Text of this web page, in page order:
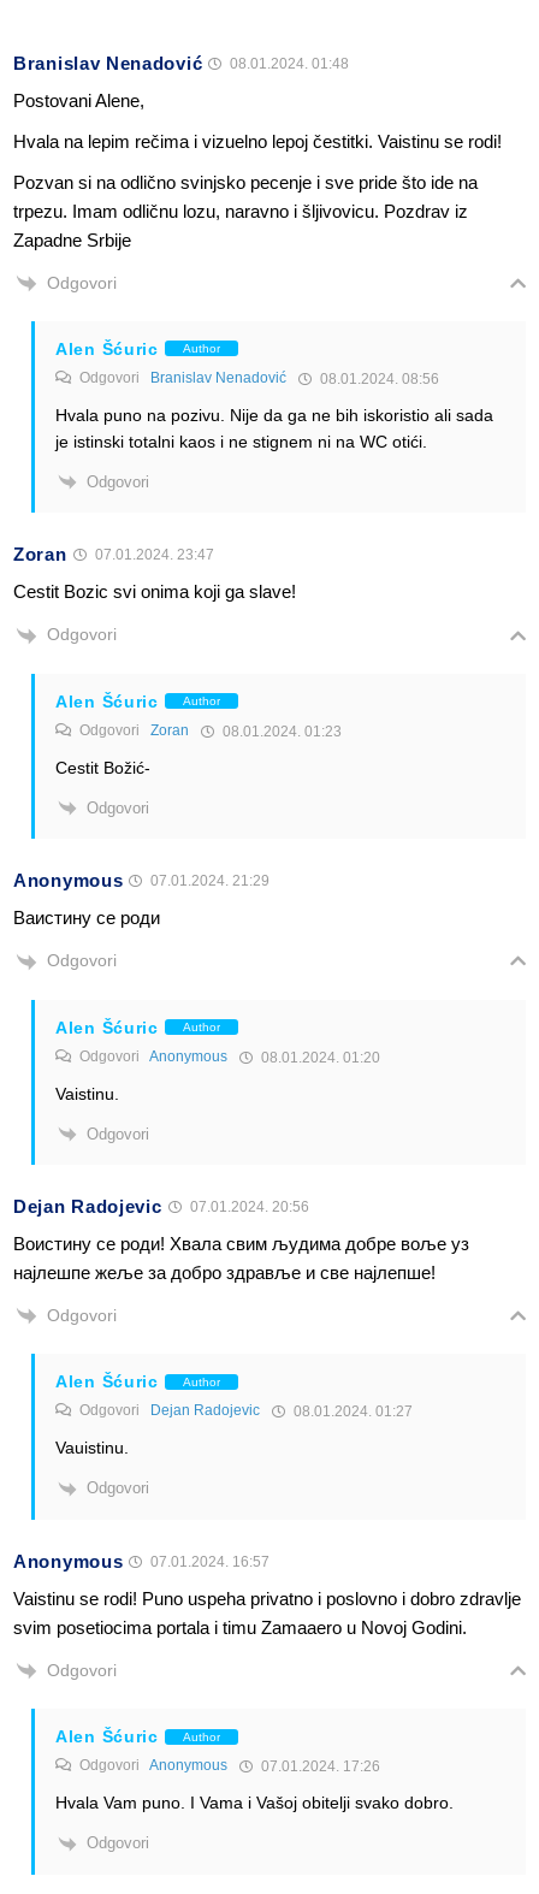
Branislav Nenadović 08.01.2024. 01:48
Postovani Alene,
Hvala na lepim rečima i vizuelno lepoj čestitki. Vaistinu se rodi!
Pozvan si na odlično svinjsko pecenje i sve pride što ide na
trpezu. Imam odličnu lozu, naravno i šljivovicu. Pozdrav iz
Zapadne Srbije
Odgovori
Alen Šćuric Author
Odgovori Branislav Nenadović 08.01.2024. 08:56
Hvala puno na pozivu. Nije da ga ne bih iskoristio ali sada
je istinski totalni kaos i ne stignem ni na WC otići.
Odgovori
Zoran 07.01.2024. 23:47
Cestit Bozic svi onima koji ga slave!
Odgovori
Alen Šćuric Author
Odgovori Zoran 08.01.2024. 01:23
Cestit Božić-
Odgovori
Anonymous 07.01.2024. 21:29
Ваистину се роди
Odgovori
Alen Šćuric Author
Odgovori Anonymous 08.01.2024. 01:20
Vaistinu.
Odgovori
Dejan Radojevic 07.01.2024. 20:56
Воистину се роди! Хвала свим људима добре воље уз
најлешпе жеље за добро здравље и све најлепше!
Odgovori
Alen Šćuric Author
Odgovori Dejan Radojevic 08.01.2024. 01:27
Vauistinu.
Odgovori
Anonymous 07.01.2024. 16:57
Vaistinu se rodi! Puno uspeha privatno i poslovno i dobro zdravlje
svim posetiocima portala i timu Zamaaero u Novoj Godini.
Odgovori
Alen Šćuric Author
Odgovori Anonymous 07.01.2024. 17:26
Hvala Vam puno. I Vama i Vašoj obitelji svako dobro.
Odgovori